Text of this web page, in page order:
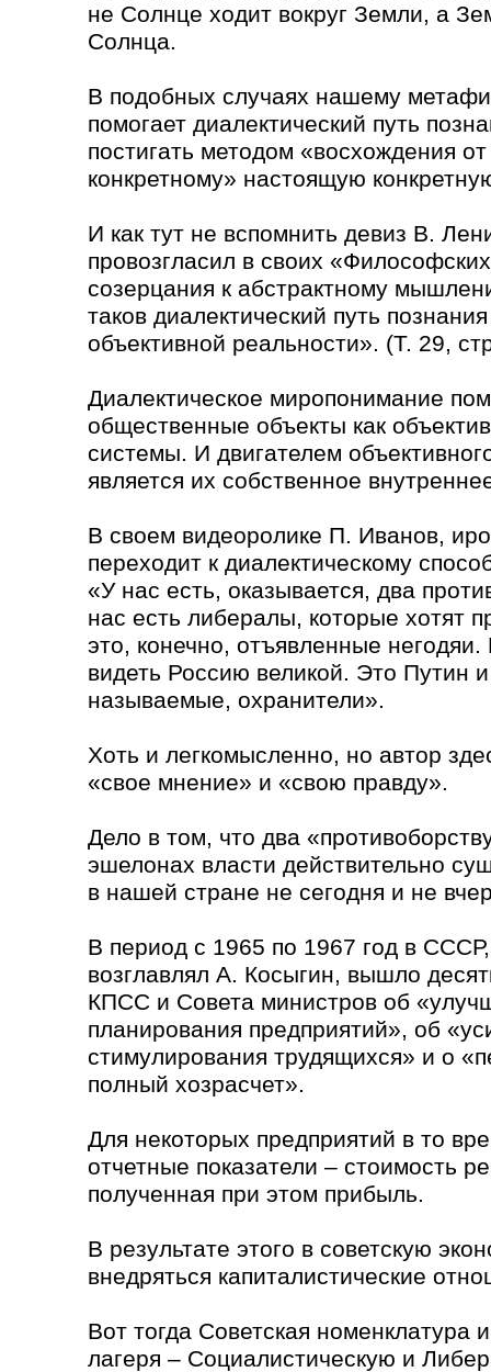
не Солнце ходит вокруг Земли, а
Солнца.
В подобных случаях нашему
помогает диалектический путь
постигать методом «восхождения от
конкретному» настоящую
И как тут не вспомнить девиз В.
провозгласил в своих
созерцания к абстрактному
таков диалектический путь
объективной реальности». (Т. 29,
Диалектическое миропонимание
общественные объекты как
системы. И двигателем
является их собственное
В своем видеоролике П. Иванов,
переходит к диалектическому
«У нас есть, оказывается, два
нас есть либералы, которые хотят
это, конечно, отъявленные
видеть Россию великой. Это Путин
называемые, охранители».
Хоть и легкомысленно, но автор
«свое мнение» и «свою правду».
Дело в том, что два
эшелонах власти действительно
в нашей стране не сегодня и не
В период с 1965 по 1967 год в СССР,
возглавлял А. Косыгин, вышло
КПСС и Совета министров об
планирования предприятий», об
стимулирования трудящихся» и о
полный хозрасчет».
Для некоторых предприятий в то
отчетные показатели – стоимость
полученная при этом прибыль.
В результате этого в советскую
внедряться капиталистические
Вот тогда Советская номенклатура
лагеря – Социалистическую и